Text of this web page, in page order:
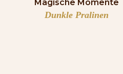
Magische Momente
Dunkle Pralinen